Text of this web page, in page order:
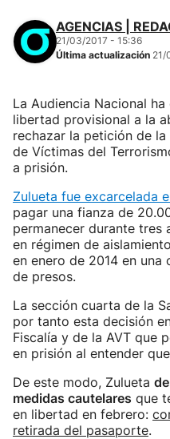
AGENCIAS |
21/03/2017 - 15:36
Última actualización 21/
La Audiencia Nacional
libertad provisional a la
rechazar la petición de
de Víctimas del
a prisión.
Zulueta fue excarcelada
pagar una fianza de
permanecer durante tres
en régimen de
en enero de 2014 en
de presos.
La sección cuarta de la
por tanto esta decisión
Fiscalía y de la AVT que
en prisión al entender
De este modo, Zulueta
medidas cautelares que
en libertad en febrero:
retirada del pasaporte.